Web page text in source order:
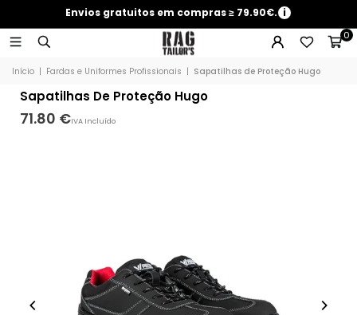
Envios gratuitos em compras ≥ 79.90€. i
0
Início | Fardas e Uniformes Profissionais | Sapatilhas de Proteção Hugo
Sapatilhas De Proteção Hugo
71.80 €IVA Incluído